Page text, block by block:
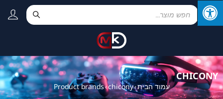
CHICONY
עמוד הבית›
Product brands›chicony